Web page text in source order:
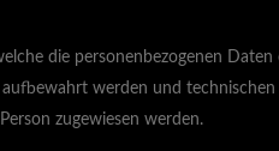
die personenbezogenen
werden und
zugewiesen werden.